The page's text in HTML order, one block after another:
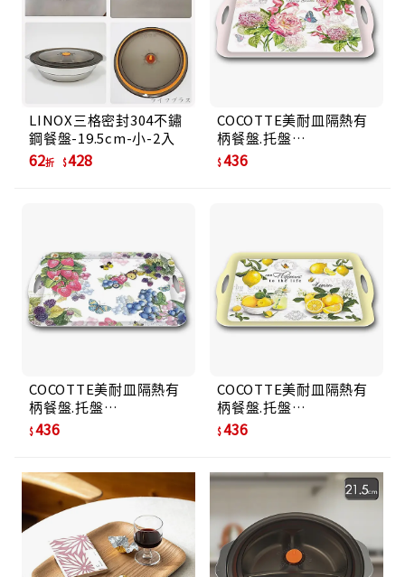
LINOX三格密封304不鏽
鋼餐盤-19.5cm-小-2入
62折 428
COCOTTE美耐皿隔熱有
柄餐盤.托盤
MH4729(1663)細絲花園
436
COCOTTE美耐皿隔熱有
柄餐盤.托盤
MH4729(1816)甜果醬
436
COCOTTE美耐皿隔熱有
柄餐盤.托盤
MH4729(FV)清香檸檬
436